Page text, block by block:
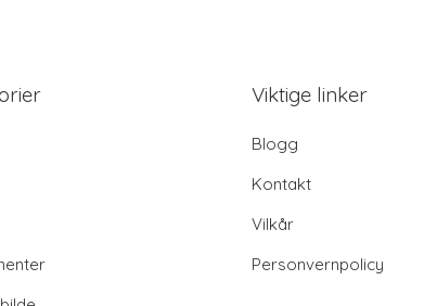
Viktige linker
Blogg
Kontakt
Vilkår
Personvernpolicy